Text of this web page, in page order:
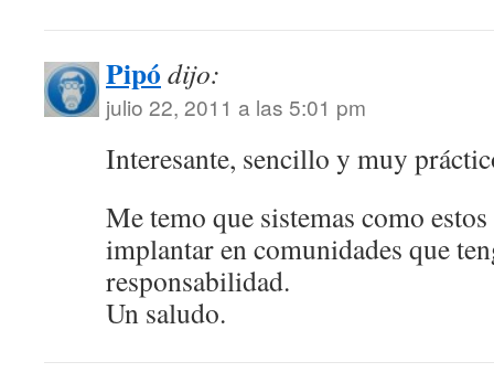
Pipó dijo:
julio 22, 2011 a las 5:01 pm
Interesante, sencillo y muy
Me temo que sistemas como
implantar en comunidades que
responsabilidad.
Un saludo.